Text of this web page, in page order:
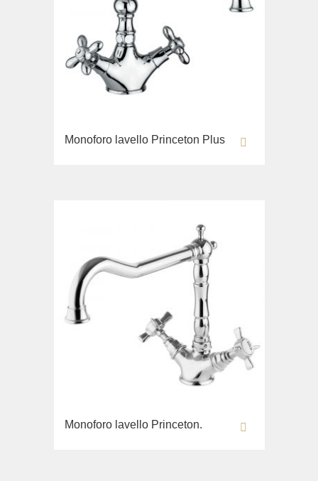
Monoforo lavello Princeton Plus
Monoforo lavello Princeton.